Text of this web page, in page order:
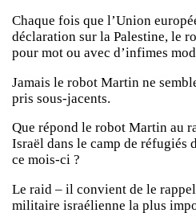
Chaque fois que l’Union
déclaration sur la Palestine, le
pour mot ou avec d’infimes
Jamais le robot Martin ne
pris sous-jacents.
Que répond le robot Martin au
Israël dans le camp de réfugiés
ce mois-ci ?
Le raid – il convient de le
militaire israélienne la plus